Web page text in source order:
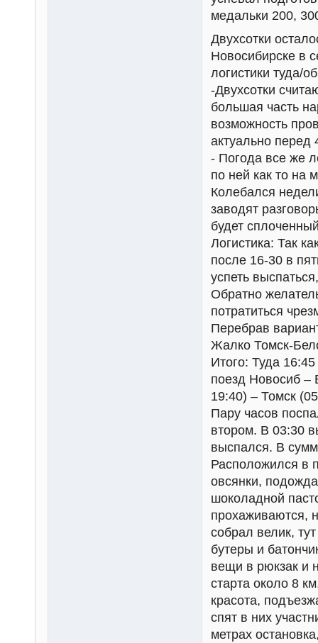
медальки 200,
Двухсотки
Новосибирске в
логистики туда/
-Двухсотки
большая часть
возможность
актуально перед
- Погода все же
по ней как то на
Колебался
заводят
будет
Логистика: Так
после 16-30 в
успеть
Обратно
потратиться
Перебрав
Жалко Томск-
Итого: Туда
поезд Новосиб –
19:40) – Томск
Пару часов
втором. В 03:30
выспался. В
Расположился в
овсянки,
шоколадной
прохаживаются,
собрал велик,
бутеры и
вещи в рюкзак и
старта около 8
красота,
спят в них
метрах